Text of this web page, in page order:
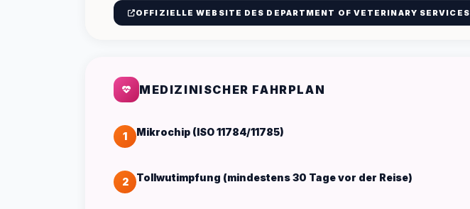
OFFIZIELLE WEBSITE DES DEPARTMENT OF VETERINARY SERVICES
MEDIZINISCHER FAHRPLAN
1 Mikrochip (ISO 11784/11785)
2 Tollwutimpfung (mindestens 30 Tage vor der Reise)